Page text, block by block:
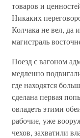
товаров и
Никаких
Колчака не вел, да
магистраль
Поезд с вагоном
медленно
где находятся
сделана первая
овладеть этими
рабочие, уже
чехов, захватили